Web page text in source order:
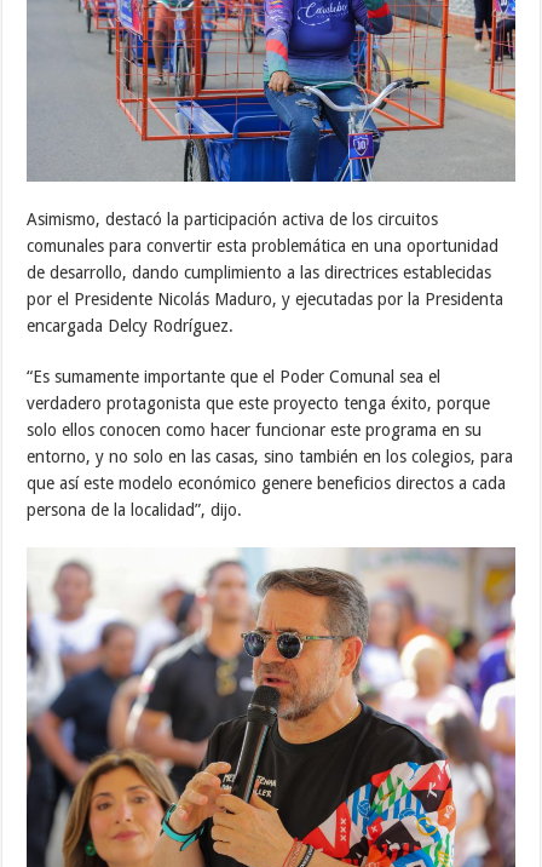
Asimismo, destacó la participación activa de los circuitos
comunales para convertir esta problemática en una oportunidad
de desarrollo, dando cumplimiento a las directrices establecidas
por el Presidente Nicolás Maduro, y ejecutadas por la Presidenta
encargada Delcy Rodríguez.
“Es sumamente importante que el Poder Comunal sea el
verdadero protagonista que este proyecto tenga éxito, porque
solo ellos conocen como hacer funcionar este programa en su
entorno, y no solo en las casas, sino también en los colegios, para
que así este modelo económico genere beneficios directos a cada
persona de la localidad”, dijo.